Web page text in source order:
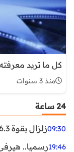
كل ما تريد
منذ 3 سنوات
24 ساعة
09:30زلزال بقوة 6.3 درجات يضرب جنوب الفلبين.. ولا تحذير من تسونامي حتى الآن
19:46رسميا..